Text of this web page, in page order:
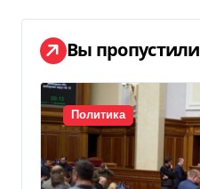
Вы пропустили
Политика